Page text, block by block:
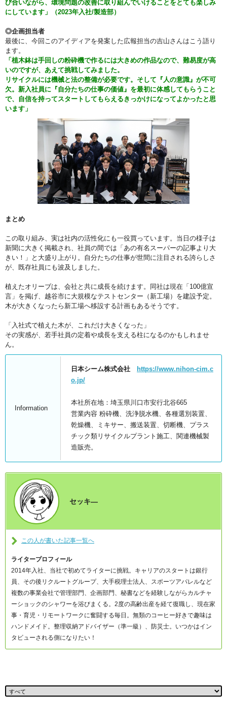
び合いながら、環境問題の改善に取り組んでいけることをとても楽しみ
にしています」（2023年入社/製造部）
◎企画担当者
最後に、今回このアイディアを発案した広報担当の吉山さんはこう語り
ます。
「植木鉢は手回しの粉砕機で作るには大きめの作品なので、難易度が高
いのですが、あえて挑戦してみました。
リサイクルには機械と法の整備が必要です。そして『人の意識』が不可
欠。新入社員に『自分たちの仕事の価値』を最初に体感してもらうこと
で、自信を持ってスタートしてもらえるきっかけになってよかったと思
います」
まとめ
この取り組み、実は社内の活性化にも一役買っています。当日の様子は
新聞に大きく掲載され、社員の間では「あの有名スーパーの記事より大
きい！」と大盛り上がり。自分たちの仕事が世間に注目される誇らしさ
が、既存社員にも波及しました。
植えたオリーブは、会社と共に成長を続けます。同社は現在「100億宣
言」を掲げ、越谷市に大規模なテストセンター（新工場）を建設予定。
木が大きくなったら新工場へ移設する計画もあるそうです。
「入社式で植えた木が、これだけ大きくなった」
その実感が、若手社員の定着や成長を支える柱になるのかもしれませ
ん。
Information
日本シーム株式会社
https://www.nihon-cim.c
o.jp/
本社所在地：埼玉県川口市安行北谷665
営業内容 粉砕機、洗浄脱水機、各種選別装置、
乾燥機、ミキサー、搬送装置、切断機、プラス
チック類リサイクルプラント施工、関連機械製
造販売。
セッキ―
この人が書いた記事一覧へ
ライタープロフィール
2014年入社、当社で初めてライターに挑戦。キャリアのスタートは銀行
員、その後リクルートグループ、大手税理士法人、スポーツアパレルなど
複数の事業会社で管理部門、企画部門、秘書などを経験しながらカルチャ
ーショックのシャワーを浴びまくる。2度の高齢出産を経て復職し、現在家
事・育児・リモートワークに奮闘する毎日。無類のコーヒー好きで趣味は
ハンドメイド。整理収納アドバイザー（準一級）、防災士。いつかはイン
タビューされる側になりたい！